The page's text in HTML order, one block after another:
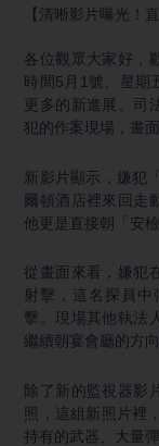
【清晰影片曝光！
各位觀眾大家好，
時間5月1號、星期
更多的新進展。司
犯的作案現場，畫
新影片顯示，嫌犯
爾頓酒店裡來回走
他更是直接朝「安
從畫面來看，嫌犯
射擊，這名探員中
擊。現場其他執法
繼續朝宴會廳的方向
除了新的監視器影
照，這組新照片裡
持有的武器、大量